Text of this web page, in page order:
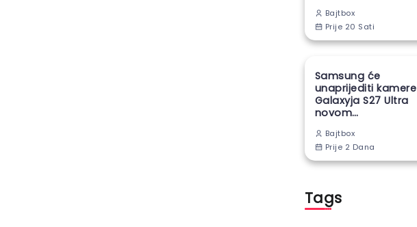
Bajtbox
Prije 20 Sati
Samsung će
unaprijediti kamere
Galaxyja S27 Ultra
novom
tehnikom
Bajtbox
Prije 2 Dana
Tags